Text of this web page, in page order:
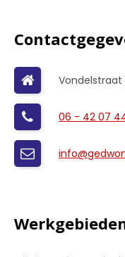
Vondelstraat
06 - 42 07